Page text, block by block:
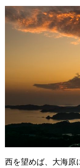
西を望めば、大海原